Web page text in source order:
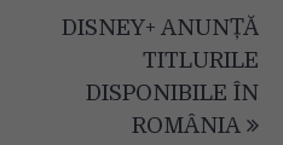
DISNEY+ ANUNȚĂ
TITLURILE
DISPONIBILE ÎN
ROMÂNIA